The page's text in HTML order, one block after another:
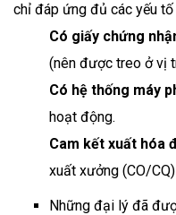
chỉ đáp ứng đủ các yếu tố
Có giấy chứng
(nên được treo ở vị
Có hệ thống máy
hoạt động.
Cam kết xuất hóa
xuất xưởng (CO/
Những đại lý đã